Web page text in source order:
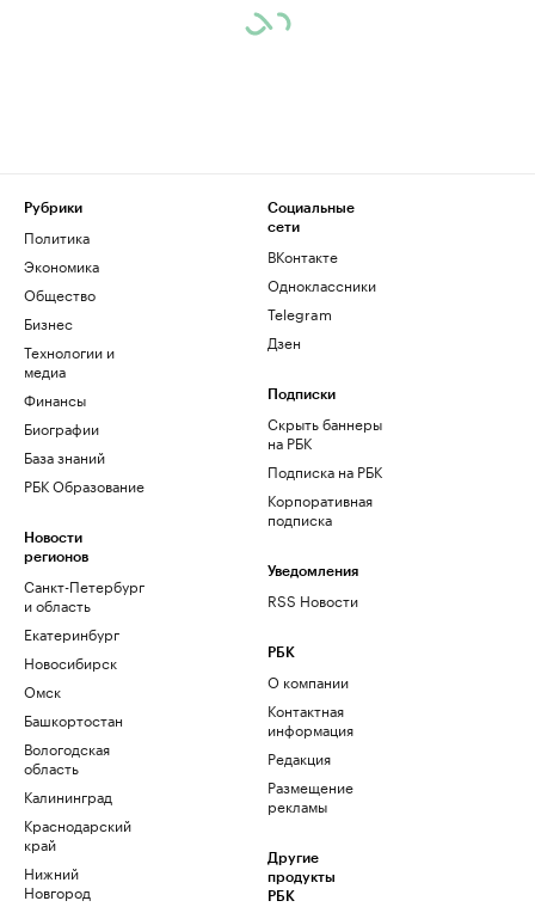
Рубрики
Политика
Экономика
Общество
Бизнес
Технологии и
медиа
Финансы
Биографии
База знаний
РБК Образование
Новости
регионов
Санкт-Петербург
и область
Екатеринбург
Новосибирск
Омск
Башкортостан
Вологодская
область
Калининград
Краснодарский
край
Нижний
Новгород
Социальные
сети
ВКонтакте
Одноклассники
Telegram
Дзен
Подписки
Скрыть баннеры
на РБК
Подписка на РБК
Корпоративная
подписка
Уведомления
RSS Новости
РБК
О компании
Контактная
информация
Редакция
Размещение
рекламы
Другие
продукты
РБК